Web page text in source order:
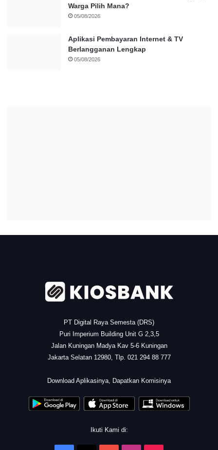
Warga Pilih Mana?
05/08/2026
Aplikasi Pembayaran Internet & TV
Berlangganan Lengkap
05/08/2026
PT Digital Raya Semesta (DRS)
Puri Imperium Building Unit G 2,3,5
Jalan Kuningan Madya Kav 5-6 Kuningan
Jakarta Selatan 12980, Tlp. 021 294 88 777
Download Aplikasinya, Dapatkan Komisinya
Ikuti Kami di: